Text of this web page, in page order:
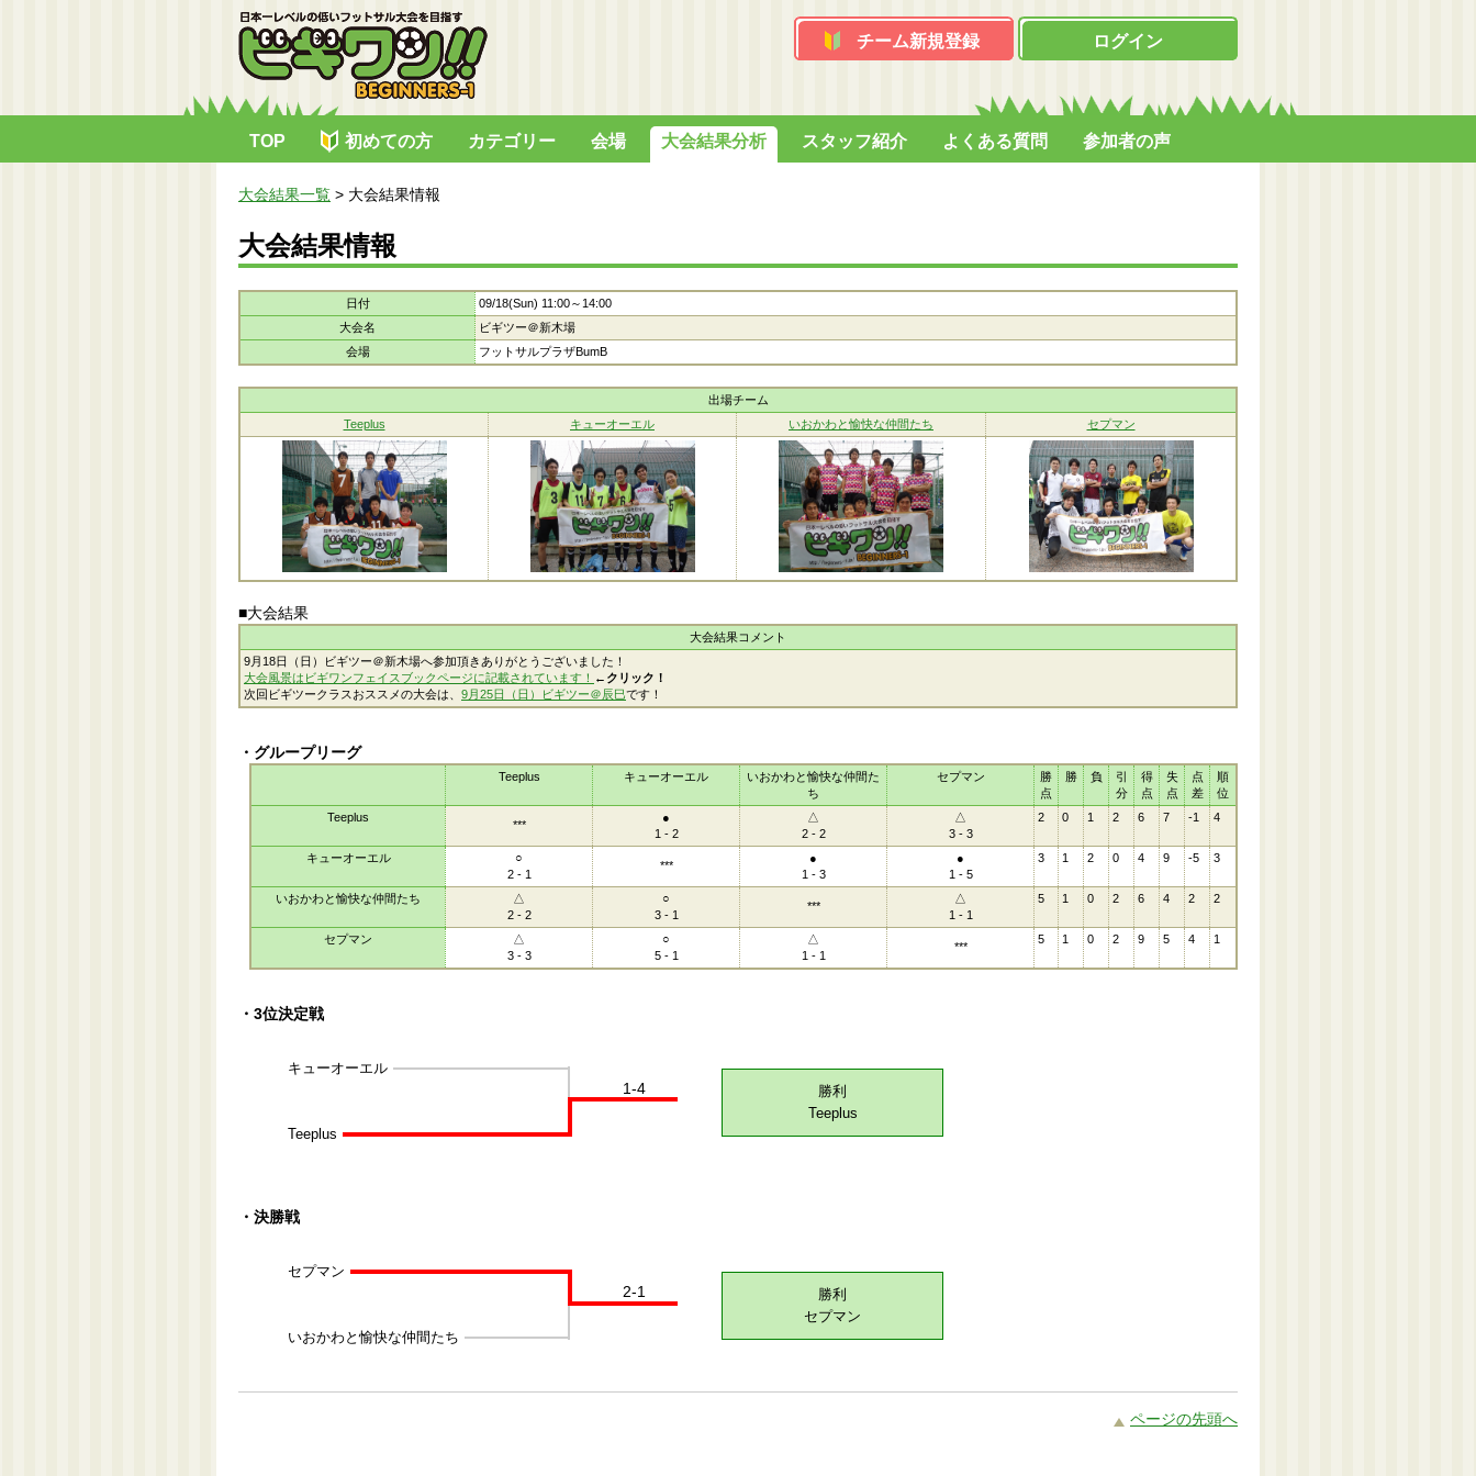
チーム新規登録 ログイン
TOP 初めての方 カテゴリー 会場 大会結果分析 スタッフ紹介 よくある質問 参加者の声
大会結果一覧 > 大会結果情報
大会結果情報
日付
09/18(Sun) 11:00～14:00
大会名
ビギツー＠新木場
会場
フットサルプラザBumB
出場チーム
Teeplus
キューオーエル いおかわと愉快な仲間たち セプマン
■大会結果
大会結果コメント
9月18日（日）ビギツー＠新木場へ参加頂きありがとうございました！
大会風景はビギワンフェイスブックページに記載されています！ ←クリック！
次回ビギツークラスおススメの大会は、 9月25日（日）ビギツー＠辰巳です！
・グループリーグ
Teeplus キューオーエル
いおかわと愉快な仲間た
ち
セプマン
勝
点
勝 負
引
分
得
点
失
点
点
差
順
位
Teeplus
***
●
1 - 2
△
2 - 2
△
3 - 3
2 0 1 2 6 7 -1 4
キューオーエル
○
2 - 1
***
●
1 - 3
●
1 - 5
3 1 2 0 4 9 -5 3
いおかわと愉快な仲間たち
△
2 - 2
○
3 - 1
***
△
1 - 1
5 1 0 2 6 4 2 2
セプマン
△
3 - 3
○
5 - 1
△
1 - 1
***
5 1 0 2 9 5 4 1
・3位決定戦
キューオーエル
Teeplus
1-4
勝利
Teeplus
・決勝戦
セプマン
いおかわと愉快な仲間たち
2-1
勝利
セプマン
ページの先頭へ